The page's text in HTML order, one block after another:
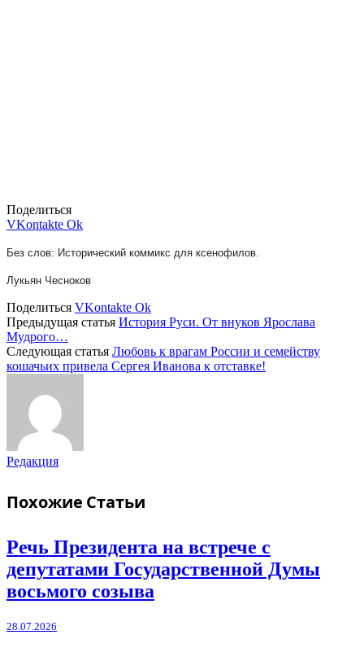
Поделиться
VKontakte Ok
Без слов: Исторический коммикс для ксенофилов.
Лукьян Чесноков
Поделиться VKontakte Ok
Предыдущая статья История Руси. От внуков Ярослава
Мудрого…
Следующая статья Любовь к врагам России и семейству
кошачьих привела Сергея Иванова к отставке!
Редакция
Похожие Статьи
Речь Президента на встрече с
депутатами Государственной Думы
восьмого созыва
28.07.2026